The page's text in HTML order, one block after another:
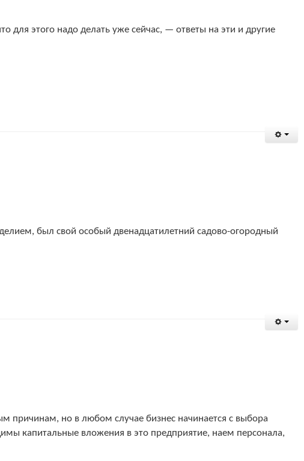
для этого надо делать уже сейчас, — ответы на эти и другие
был свой особый двенадцатилетний садово-огородный
причинам, но в любом случае бизнес начинается с выбора
капитальные вложения в это предприятие, наем персонала,